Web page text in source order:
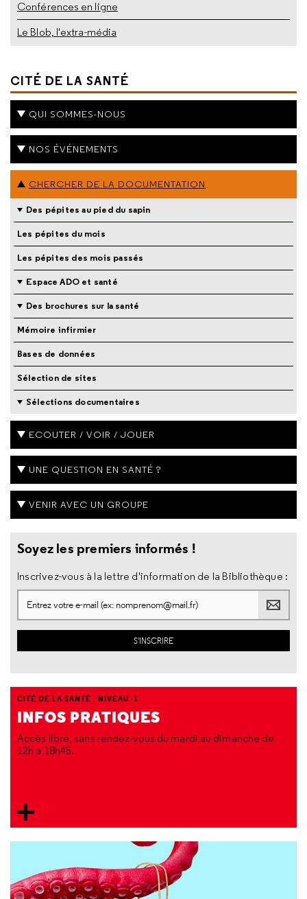
Conférences en ligne
Le Blob, l'extra-média
CITÉ DE LA SANTÉ
QUI SOMMES-NOUS
NOS ÉVÉNEMENTS
CHERCHER DE LA DOCUMENTATION
Des pépites au pied du sapin
Les pépites du mois
Les pépites des mois passés
Espace ADO et santé
Des brochures sur la santé
Mémoire infirmier
Bases de données
Sélection de sites
Sélections documentaires
ECOUTER / VOIR / JOUER
UNE QUESTION EN SANTÉ ?
VENIR AVEC UN GROUPE
Soyez les premiers informés !
Inscrivez-vous à la lettre d'information de la Bibliothèque :
INFOS PRATIQUES
CITÉ DE LA SANTÉ : NIVEAU -1
Accès libre, sans rendez-vous du mardi au dimanche de
12h à 18h45.